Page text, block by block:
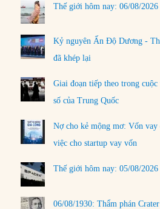
Thế giới hôm nay: 06/08/2026
Kỷ nguyên Ấn Độ Dương -
đã khép lại
Giai đoạn tiếp theo trong
số của Trung Quốc
Nợ cho kẻ mộng mơ: Vốn vay
việc cho startup vay vốn
Thế giới hôm nay: 05/08/2026
06/08/1930: Thẩm phán